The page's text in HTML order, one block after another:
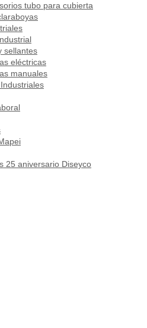
tubo para cubierta
sellantes
eléctricas
manuales
25 aniversario Diseyco